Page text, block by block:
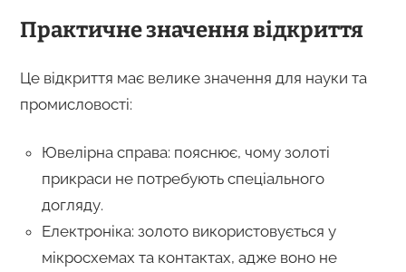
Практичне значення відкриття
Це відкриття має велике значення для науки та
промисловості:
Ювелірна справа: пояснює, чому золоті
прикраси не потребують спеціального
догляду.
Електроніка: золото використовується у
мікросхемах та контактах, адже воно не